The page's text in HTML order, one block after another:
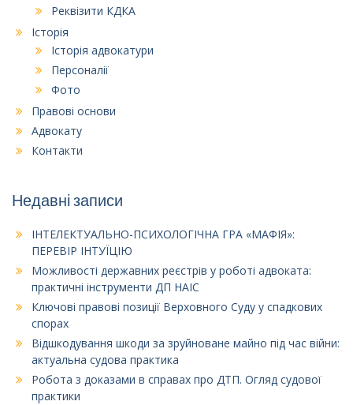
Реквізити КДКА
Історія
Історія адвокатури
Персоналії
Фото
Правові основи
Адвокату
Контакти
Недавні записи
ІНТЕЛЕКТУАЛЬНО-ПСИХОЛОГІЧНА ГРА «МАФІЯ»:
ПЕРЕВІР ІНТУЇЦІЮ
Можливості державних реєстрів у роботі адвоката:
практичні інструменти ДП НАІС
Ключові правові позиції Верховного Суду у спадкових
спорах
Відшкодування шкоди за зруйноване майно під час війни:
актуальна судова практика
Робота з доказами в справах про ДТП. Огляд судової
практики